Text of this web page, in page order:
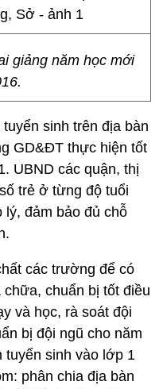
giảng năm học mới
sinh trên địa bàn
GD&ĐT thực hiện tốt
UBND các quận, thị
trẻ ở từng độ tuổi
lý, đảm bảo đủ chỗ
các trường để có
chuẩn bị tốt điều
và học, rà soát đội
bị đội ngũ cho năm
tuyển sinh vào lớp 1
phân chia địa bàn